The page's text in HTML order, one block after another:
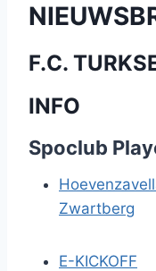
F.C.
INFO
Spoclub
Zwartberg
E-KICKOFF